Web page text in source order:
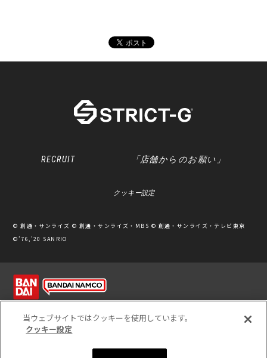
RECRUIT 「店舗からのお願い」
クッキー設定
© 創通・サンライズ © 創通・サンライズ・MBS © 創通・サンライズ・テレビ東京
©’76,’20 SANRIO
※写真のため、実際の商品と多少カラーが異なる場合があります。
Unauthorized use or reproduction of materials contained in this page is
当ウェブサイトではクッキーを使用しています。
クッキー設定